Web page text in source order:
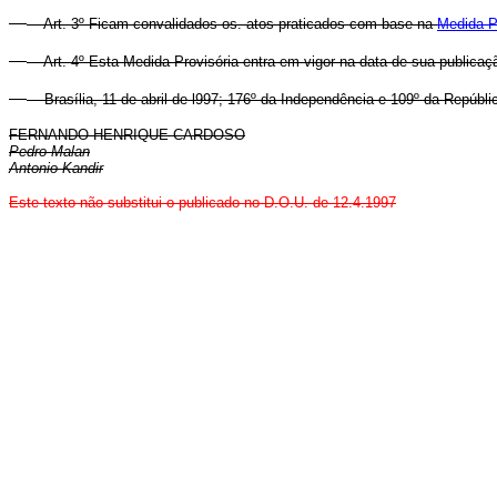
Art. 3º Ficam convalidados os. atos praticados com base naMedida
Art. 4º Esta Medida Provisória entra em vigor na data de sua
Brasília, 11 de abril de l997; 176º da Independência e 109º da
FERNANDO HENRIQUE CARDOSO
Pedro Malan
Antonio Kandir
Este texto não substitui o publicado no D.O.U. de 12.4.1997